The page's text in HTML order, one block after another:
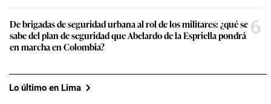
De brigadas de seguridad urbana al rol de los militares: ¿qué se
sabe del plan de seguridad que Abelardo de la Espriella pondrá
en marcha en Colombia?
6
Lo último en Lima